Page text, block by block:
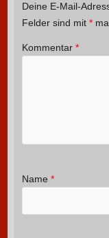
Deine E-Mail-
Felder sind mit *
Kommentar *
Name *